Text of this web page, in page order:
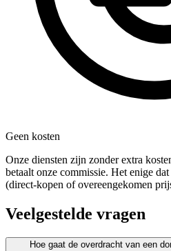
Geen kosten
Onze diensten zijn zonder extra
betaalt onze commissie. Het enige
(direct-kopen of overeengekomen
Veelgestelde vragen
Hoe gaat de overdracht van een